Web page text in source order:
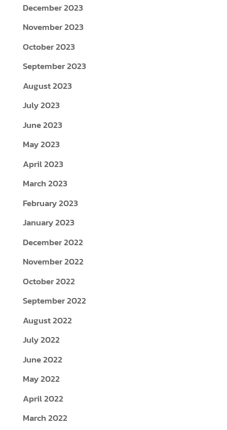
December 2023
November 2023
October 2023
September 2023
August 2023
July 2023
June 2023
May 2023
April 2023
March 2023
February 2023
January 2023
December 2022
November 2022
October 2022
September 2022
August 2022
July 2022
June 2022
May 2022
April 2022
March 2022